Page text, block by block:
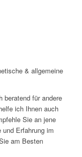
& allgemeine
beratend für andere
ich Ihnen auch
Sie an jene
Erfahrung im
am Besten